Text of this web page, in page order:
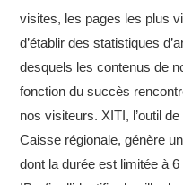
visites, les pages les plus
d’établir des statistiques
desquels les contenus de
fonction du succès
nos visiteurs. XITI, l’outil
Caisse régionale, génère
dont la durée est limitée à